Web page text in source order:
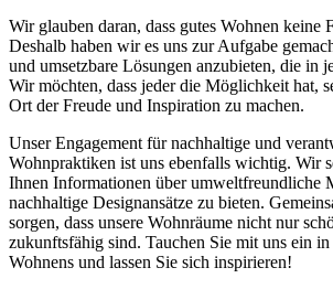
Wir glauben daran, dass gutes Wohnen keine
Deshalb haben wir es uns zur Aufgabe
und umsetzbare Lösungen anzubieten, die in
Wir möchten, dass jeder die Möglichkeit hat,
Ort der Freude und Inspiration zu machen.
Unser Engagement für nachhaltige und
Wohnpraktiken ist uns ebenfalls wichtig. Wir
Ihnen Informationen über umweltfreundliche
nachhaltige Designansätze zu bieten.
sorgen, dass unsere Wohnräume nicht nur
zukunftsfähig sind. Tauchen Sie mit uns ein
Wohnens und lassen Sie sich inspirieren!